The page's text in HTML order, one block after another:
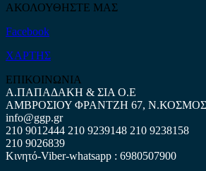
ΑΚΟΛΟΥΘΗΣΤΕ ΜΑΣ
Facebook
ΧΑΡΤΗΣ
ΕΠΙΚΟΙΝΩΝΙΑ
Α.ΠΑΠΑΔΑΚΗ & ΣΙΑ Ο.Ε
ΑΜΒΡΟΣΙΟΥ ΦΡΑΝΤΖΗ 67, Ν.ΚΟΣΜΟΣ
info@ggp.gr
210 9012444 210 9239148 210 9238158
210 9026839
Κινητό-Viber-whatsapp : 6980507900